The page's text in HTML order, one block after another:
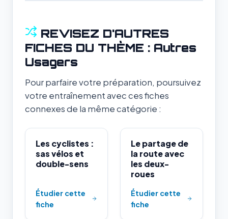
REVISEZ D'AUTRES
FICHES DU THÈME : Autres
Usagers
Pour parfaire votre préparation, poursuivez
votre entraînement avec ces fiches
connexes de la même catégorie :
Les cyclistes :
sas vélos et
double-sens
Étudier cette
fiche
Le partage de
la route avec
les deux-
roues
Étudier cette
fiche